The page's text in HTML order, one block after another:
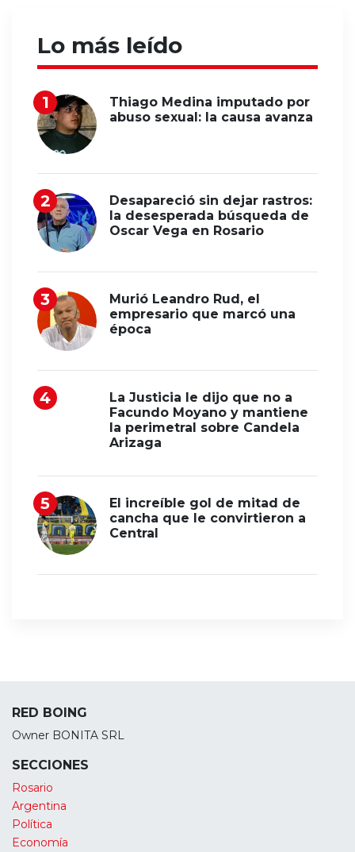
Lo más leído
Thiago Medina imputado por
abuso sexual: la causa avanza
Desapareció sin dejar rastros:
la desesperada búsqueda de
Oscar Vega en Rosario
Murió Leandro Rud, el
empresario que marcó una
época
La Justicia le dijo que no a
Facundo Moyano y mantiene
la perimetral sobre Candela
Arizaga
El increíble gol de mitad de
cancha que le convirtieron a
Central
RED BOING
Owner BONITA SRL
SECCIONES
Rosario
Argentina
Política
Economía